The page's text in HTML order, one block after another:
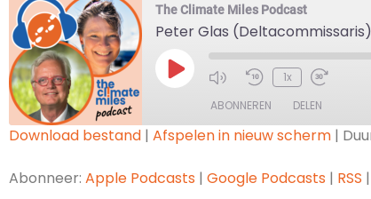
The Climate Miles Podcast
Peter Glas
1x
ABONNEREN DELEN
Download bestand | Afspelen in nieuw scherm |
Abonneer: Apple Podcasts | Google Podcasts | RSS |